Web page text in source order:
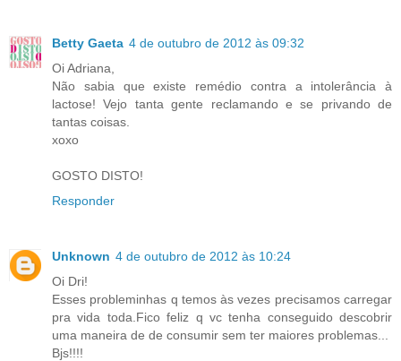
Betty Gaeta 4 de outubro de 2012 às 09:32
Oi Adriana,
Não sabia que existe remédio contra a intolerância à
lactose! Vejo tanta gente reclamando e se privando de
tantas coisas.
xoxo
GOSTO DISTO!
Responder
Unknown 4 de outubro de 2012 às 10:24
Oi Dri!
Esses probleminhas q temos às vezes precisamos carregar
pra vida toda.Fico feliz q vc tenha conseguido descobrir
uma maneira de de consumir sem ter maiores problemas...
Bjs!!!!